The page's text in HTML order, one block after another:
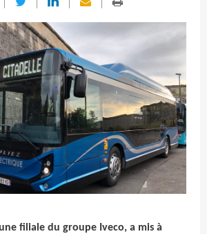
filiale du groupe Iveco, a mis à